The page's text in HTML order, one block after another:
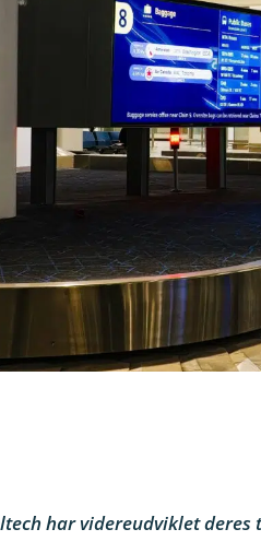
har videreudviklet deres